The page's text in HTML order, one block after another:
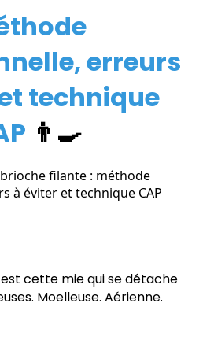
erreurs
technique
👨‍🍳
cette mie qui se détache
Moelleuse. Aérienne.